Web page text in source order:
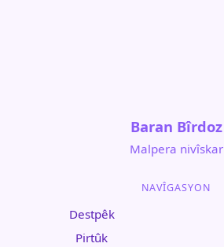
Baran Bîrdoz
Malpera nivîskar
NAVÎGASYON
Destpêk
Pirtûk